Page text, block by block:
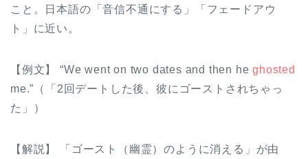
こと。日本語の「音信不通にする」「フェードアウ
ト」に近い。
【例文】 “We went on two dates and then heghosted
me.”（「2回デートした後、彼にゴーストされちゃっ
た」）
【解説】 「ゴースト（幽霊）のように消える」が由